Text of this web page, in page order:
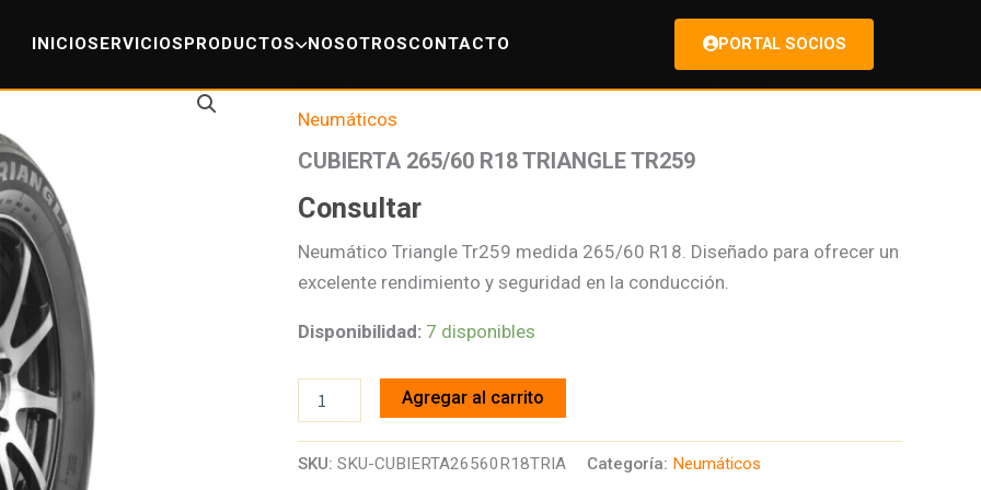
INICIOSERVICIOSPRODUCTOS NOSOTROSCONTACTO PORTAL SOCIOS
Neumáticos
CUBIERTA 265/60 R18 TRIANGLE TR259
Consultar
Neumático Triangle Tr259 medida 265/60 R18. Diseñado para ofrecer un
excelente rendimiento y seguridad en la conducción.
Disponibilidad: 7 disponibles
265/60
TRIANGLE
Agregar al carrito
SKU: SKU-CUBIERTA26560R18TRIA Categoría: Neumáticos